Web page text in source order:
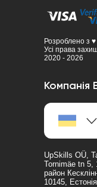
Розроблено з
Усі права
2020 - 2026
Компанія
UpSkills OÜ,
Tornimäe tn 5,
район
10145,